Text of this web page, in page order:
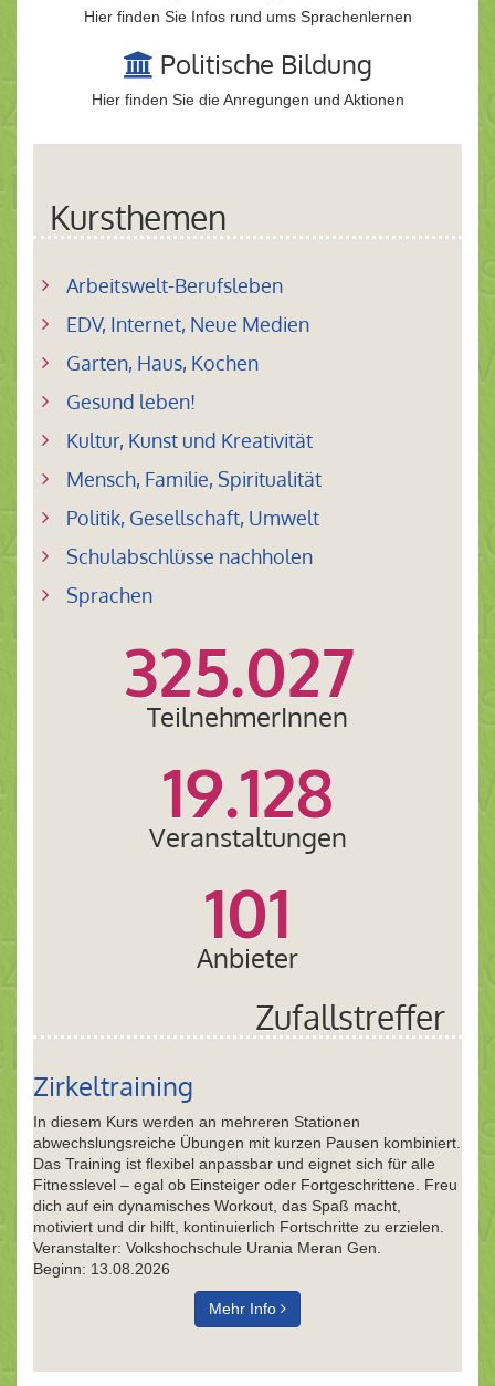
Hier finden Sie Infos rund ums Sprachenlernen
Politische Bildung
Hier finden Sie die Anregungen und Aktionen
Kursthemen
Arbeitswelt-Berufsleben
EDV, Internet, Neue Medien
Garten, Haus, Kochen
Gesund leben!
Kultur, Kunst und Kreativität
Mensch, Familie, Spiritualität
Politik, Gesellschaft, Umwelt
Schulabschlüsse nachholen
Sprachen
325.027
TeilnehmerInnen
19.128
Veranstaltungen
101
Anbieter
Zufallstreffer
Zirkeltraining
In diesem Kurs werden an mehreren Stationen
abwechslungsreiche Übungen mit kurzen Pausen kombiniert.
Das Training ist flexibel anpassbar und eignet sich für alle
Fitnesslevel – egal ob Einsteiger oder Fortgeschrittene. Freu
dich auf ein dynamisches Workout, das Spaß macht,
motiviert und dir hilft, kontinuierlich Fortschritte zu erzielen.
Veranstalter: Volkshochschule Urania Meran Gen.
Beginn: 13.08.2026
Mehr Info